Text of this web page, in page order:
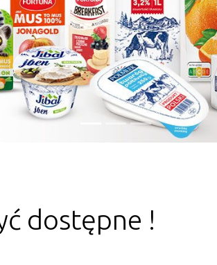
dostępne !